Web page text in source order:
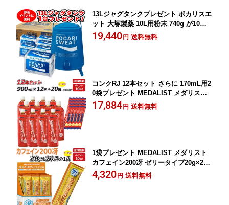
13Lジャグタンクプレゼント ポカリスエ
ット 大塚製薬 10L用粉末 740g が10袋×
3ケース チーム対応 69381
19,440 円 送料無料
コンクRJ 12本セット さらに 170mL用2
0袋プレゼント MEDALIST メダリスト
クエン酸コンク RJ900mL×12本 1本で
約27L分 クエン酸サプリメント アリス
17,884 円 送料無料
1袋プレゼント MEDALIST メダリスト
カフェイン200冴 ゼリータイプ20g×20
袋 集中力 アルギニン エナジードリンク
味 アリスト 即納 ラフィートスポーツ
4,320 円 送料無料